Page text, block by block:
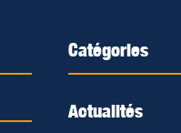
Catégories
Actualités